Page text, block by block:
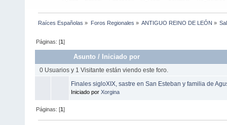
Raíces Españolas » Foros Regionales » ANTIGUO REINO DE LEÓN »
Páginas: [1]
Asunto / Iniciado por
0 Usuarios y 1 Visitante están viendo este foro.
Finales sigloXIX, sastre en San Esteban y familia de
Iniciado por Xorgina
Páginas: [1]